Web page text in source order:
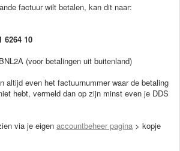
factuur wilt betalen, kan dit naar:
6264 10
(voor betalingen uit buitenland)
altijd even het factuurnummer waar de betaling
hebt, vermeld dan op zijn minst even je DDS
via je eigen accountbeheer pagina > kopje